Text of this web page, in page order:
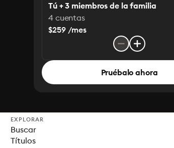
Tú + 3 miembros de la familia
4 cuentas
$259 /mes
Pruébalo ahora
EXPLORAR
Buscar
Títulos